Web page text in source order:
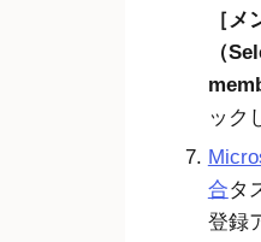
メ
（
ック
合タ
登録